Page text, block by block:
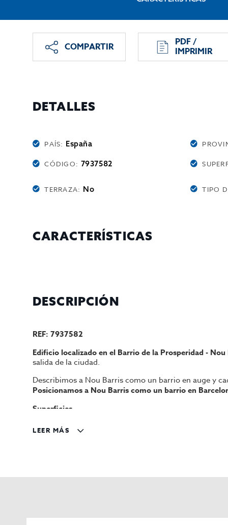
COMPARTIR PDF /
IMPRIMIR
DETALLES
PAÍS: España
CÓDIGO: 7937582
TERRAZA: No TIPO
CARACTERÍSTICAS
DESCRIPCIÓN
REF: 7937582
Edificio localizado en el Barrio de la Prosperidad - Nou
salida de la ciudad.
Describimos a Nou Barris como un barrio en auge y
Posicionamos a Nou Barris como un barrio en
Superficies
Superficie parcela:
Distribución:
2 locales a pie de calle (Santa
LEER MÁS